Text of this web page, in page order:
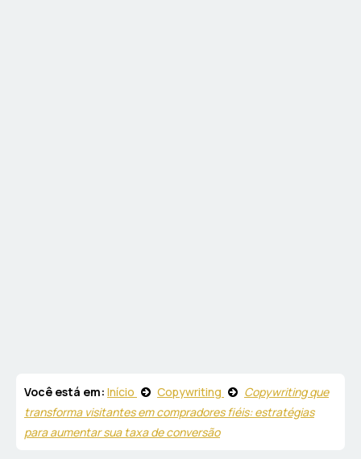
Você está em: Início Copywriting
Copywriting que
transforma visitantes em compradores fiéis: estratégias
para aumentar sua taxa de conversão